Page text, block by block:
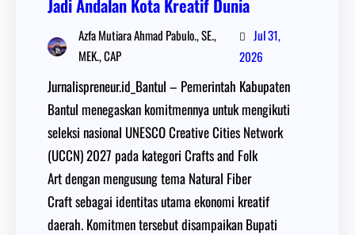
Jadi Andalan Kota Kreatif Dunia
Azfa Mutiara Ahmad Pabulo., SE.,
MEK., CAP
Jul 31,
2026
Jurnalispreneur.id_Bantul – Pemerintah Kabupaten
Bantul menegaskan komitmennya untuk mengikuti
seleksi nasional UNESCO Creative Cities Network
(UCCN) 2027 pada kategori Crafts and Folk
Art dengan mengusung tema Natural Fiber
Craft sebagai identitas utama ekonomi kreatif
daerah. Komitmen tersebut disampaikan Bupati